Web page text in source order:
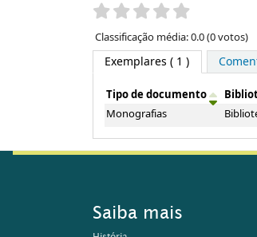
Pontuação
Classificação média: 0.0 (0 votos)
Exemplares ( 1 )
Exemplares
Tipo de documento
Monografias
Saiba mais